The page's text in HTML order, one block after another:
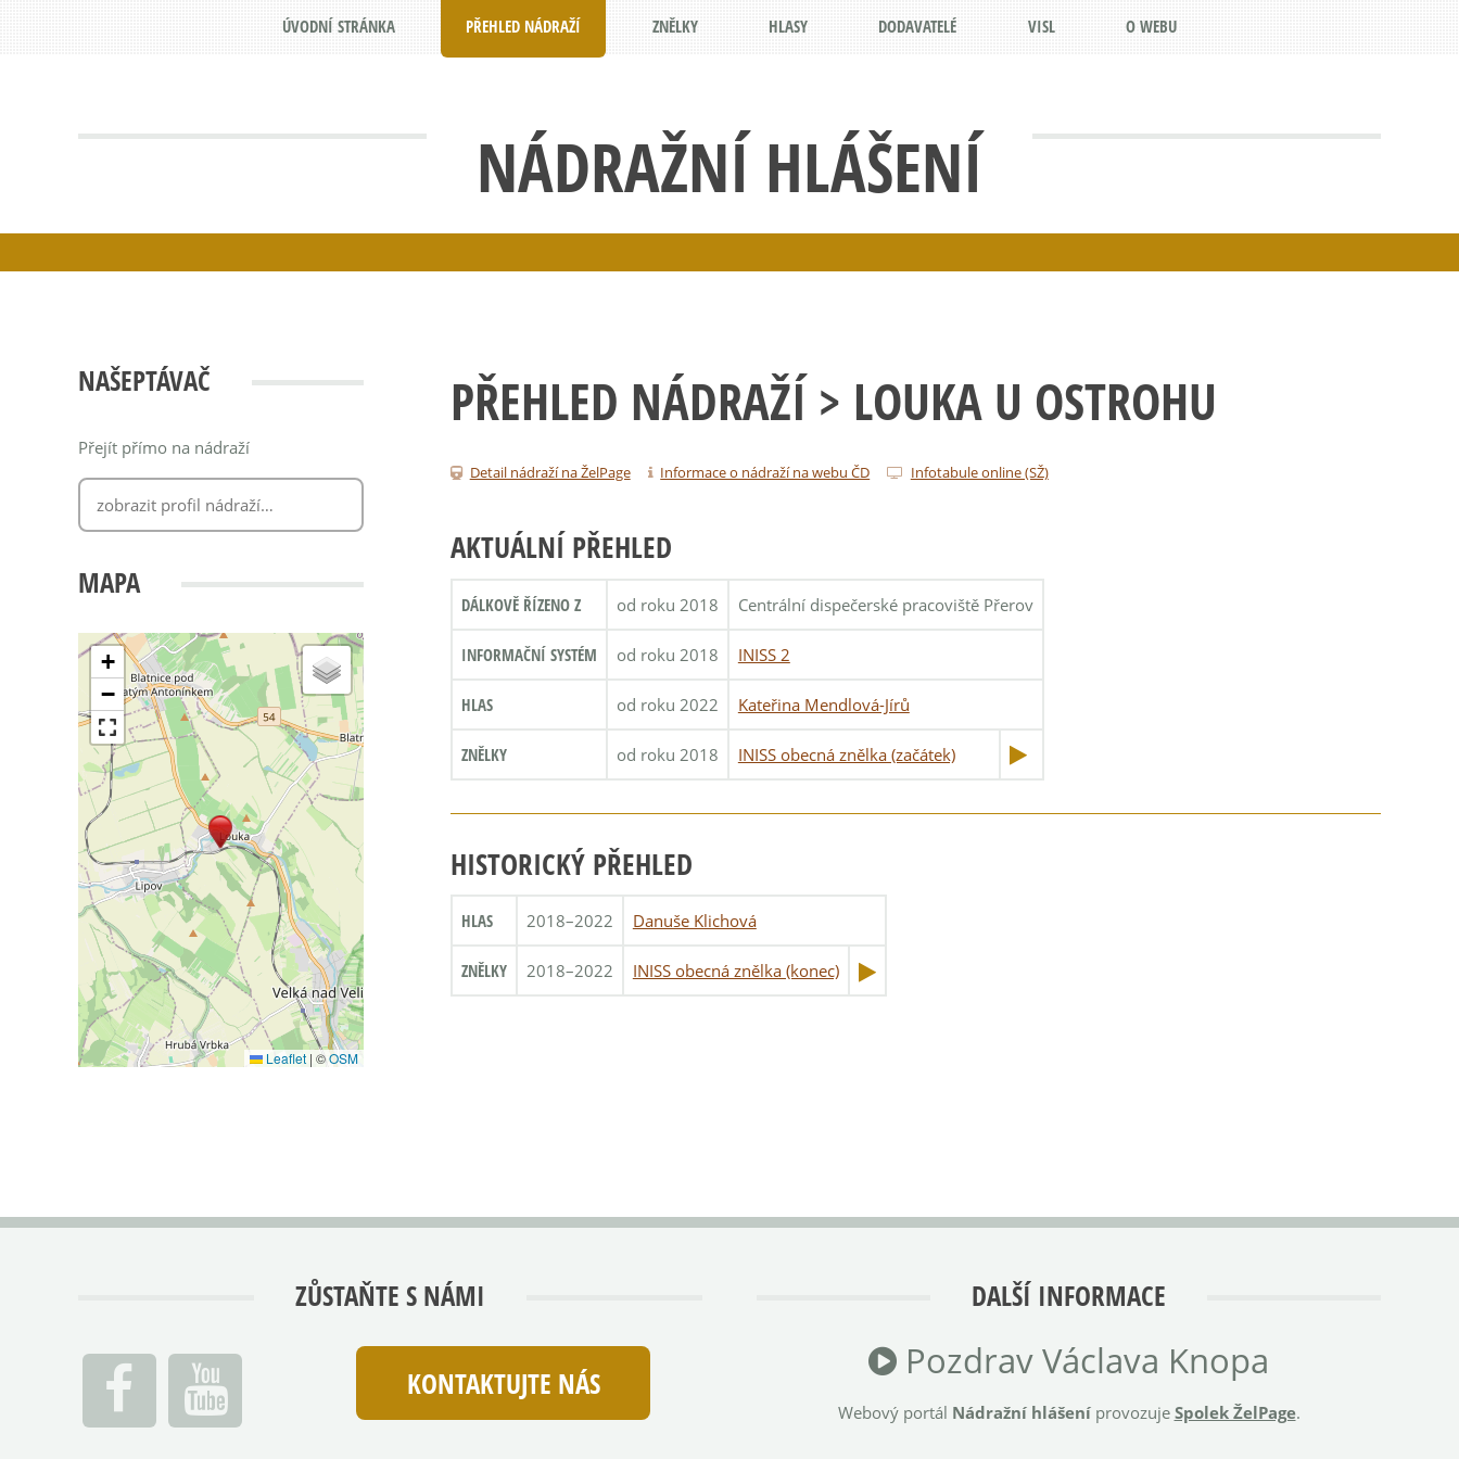
NÁDRAŽNÍ HLÁŠENÍ
ÚVODNÍ STRÁNKA PŘEHLED NÁDRAŽÍ ZNĚLKY HLASY DODAVATELÉ VISL O WEBU
NAŠEPTÁVAČ
Přejít přímo na nádraží
MAPA
+
−
Leaflet | ©OSM
PŘEHLED NÁDRAŽÍ > LOUKA U OSTROHU
Detail nádraží na ŽelPage Informace o nádraží na webu ČD Infotabule online (SŽ)
AKTUÁLNÍ PŘEHLED
DÁLKOVĚ ŘÍZENO Z od roku 2018 Centrální dispečerské pracoviště Přerov
INFORMAČNÍ SYSTÉM od roku 2018 INISS 2
HLAS od roku 2022 Kateřina Mendlová-Jírů
ZNĚLKY od roku 2018 INISS obecná znělka (začátek)
HISTORICKÝ PŘEHLED
HLAS 2018–2022 Danuše Klichová
ZNĚLKY 2018–2022 INISS obecná znělka (konec)
ZŮSTAŇTE S NÁMI
KONTAKTUJTE NÁS
DALŠÍ INFORMACE
Pozdrav Václava Knopa
Webový portál Nádražní hlášeníprovozuje Spolek ŽelPage.